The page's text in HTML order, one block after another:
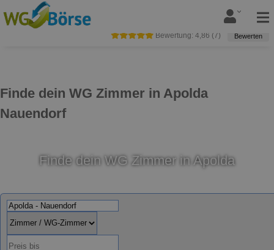
Finde dein WG Zimmer in Apolda
Nauendorf
Bewertung: 4,86 ( 7) Bewerten
Finde dein WG Zimmer in Apolda